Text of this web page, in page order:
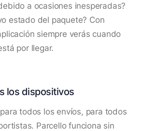
a ocasiones inesperadas?
estado del paquete? Con
siempre verás cuando
por llegar.
los dispositivos
todos los envíos, para todos
Parcello funciona sin